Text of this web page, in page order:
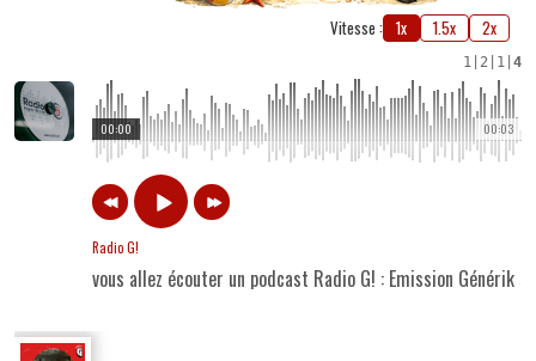
Vitesse : 1x 1.5x 2x
1 2 1 4
00:03
00:00
Radio G!
vous allez écouter un podcast Radio G! : Emission Générik